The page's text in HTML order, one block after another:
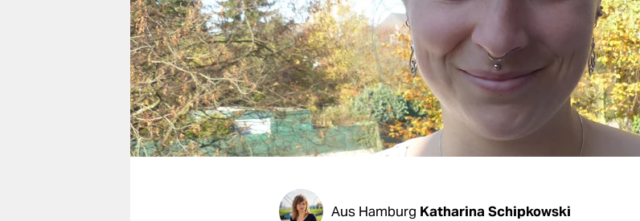
veranstaltungen
shop
fragen & hilfe
unterstützen
abo
Aus Hamburg Katharina Schipkowski